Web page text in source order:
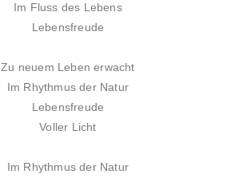
Im Fluss des Lebens
Lebensfreude
Zu neuem Leben erwacht
Im Rhythmus der Natur
Lebensfreude
Voller Licht
Im Rhythmus der Natur